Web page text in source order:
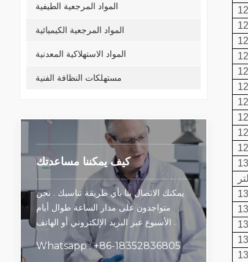
المواد المرجعية الطيفية
المواد المرجعية الكيميائية
المواد الاستهلاكية المعدنية
مستهلكات النظافة الفنية
كيف يمكننا مساعدتك
يمكنك الاتصال بنا بأي طريقة تناسبك . نحن
متواجدون على مدار الساعة طوال أيام
الأسبوع عبر البريد الإلكتروني أو الهاتف .
Whatsapp : +86-18352836805